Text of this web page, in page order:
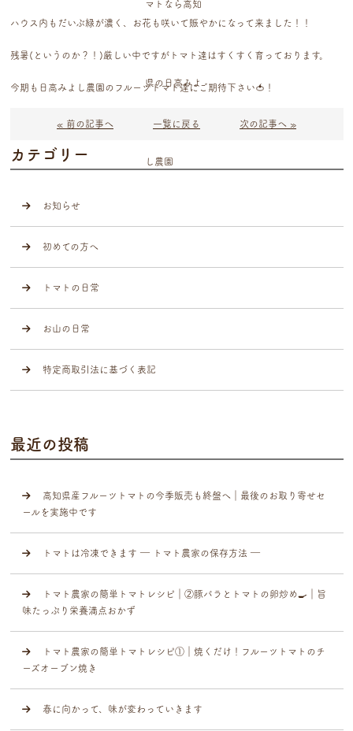
ハウス内もだいぶ緑が濃く、お花も咲いて賑やかになって来ました！！
残暑(というのか？！)厳しい中ですがトマト達はすくすく育っております。
今期も日高みよし農園のフルーツトマト達にご期待下さい🍅！
« 前の記事へ 一覧に戻る 次の記事へ »
カテゴリー
お知らせ
初めての方へ
トマトの日常
お山の日常
特定商取引法に基づく表記
最近の投稿
高知県産フルーツトマトの今季販売も終盤へ｜最後のお取り寄せセ
ールを実施中です
トマトは冷凍できます ― トマト農家の保存方法 ―
トマト農家の簡単トマトレシピ｜②豚バラとトマトの卵炒め🍳｜旨
味たっぷり栄養満点おかず
トマト農家の簡単トマトレシピ①｜焼くだけ！フルーツトマトのチ
ーズオーブン焼き
春に向かって、味が変わっていきます